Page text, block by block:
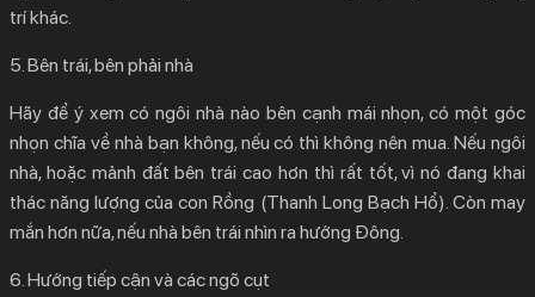
trí khác.
5. Bên trái, bên phải nhà
Hãy để ý xem có ngôi nhà nào bên cạnh mái nhọn, có một góc
nhọn chĩa về nhà bạn không, nếu có thì không nên mua. Nếu ngôi
nhà, hoặc mảnh đất bên trái cao hơn thì rất tốt, vì nó đang khai
thác năng lượng của con Rồng (Thanh Long Bạch Hổ). Còn may
mắn hơn nữa, nếu nhà bên trái nhìn ra hướng Đông.
6. Hướng tiếp cận và các ngõ cụt